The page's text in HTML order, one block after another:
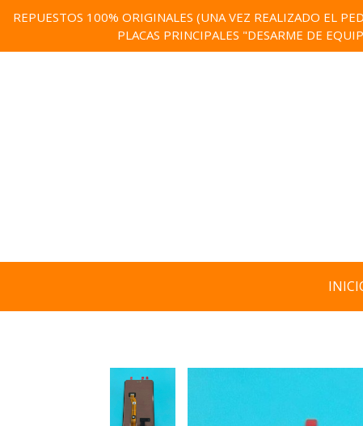
REPUESTOS 100% ORIGINALES (UNA VEZ REALIZADO EL
PLACAS PRINCIPALES "DESARME DE